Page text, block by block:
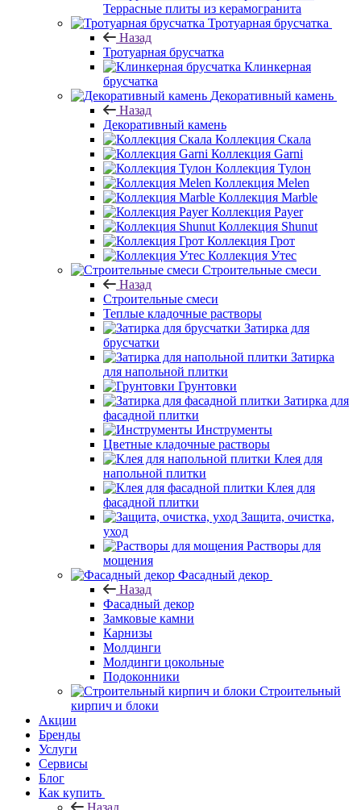
Террасные плиты из керамогранита
Тротуарная брусчатка
Назад
Тротуарная брусчатка
Клинкерная
брусчатка
Декоративный камень
Назад
Декоративный камень
Коллекция Скала
Коллекция Garni
Коллекция Тулон
Коллекция Melen
Коллекция Marble
Коллекция Payer
Коллекция Shunut
Коллекция Грот
Коллекция Утес
Строительные смеси
Назад
Строительные смеси
Теплые кладочные растворы
Затирка для
брусчатки
Затирка
для напольной плитки
Грунтовки
Затирка для
фасадной плитки
Инструменты
Цветные кладочные растворы
Клея для
напольной плитки
Клея для
фасадной плитки
Защита, очистка,
уход
Растворы для
мощения
Фасадный декор
Назад
Фасадный декор
Замковые камни
Карнизы
Молдинги
Молдинги цокольные
Подоконники
Строительный
кирпич и блоки
Акции
Бренды
Услуги
Сервисы
Блог
Как купить
Назад